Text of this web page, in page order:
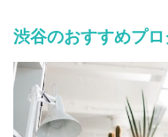
渋谷のおすすめプ